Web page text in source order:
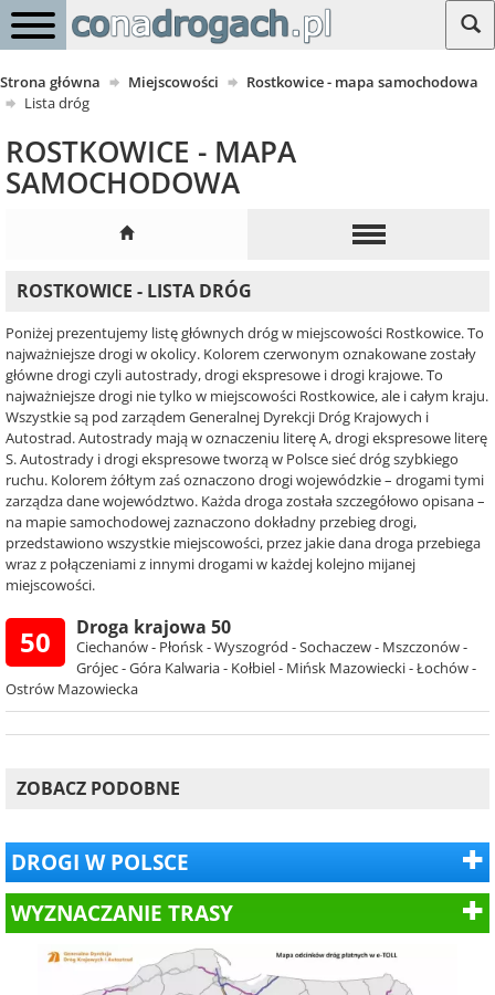
Strona główna Miejscowości
Rostkowice - mapa samochodowa
Lista dróg
ROSTKOWICE - MAPA
SAMOCHODOWA
ROSTKOWICE - LISTA DRÓG
Poniżej prezentujemy listę głównych dróg w miejscowości Rostkowice. To
najważniejsze drogi w okolicy. Kolorem czerwonym oznakowane zostały
główne drogi czyli autostrady, drogi ekspresowe i drogi krajowe. To
najważniejsze drogi nie tylko w miejscowości Rostkowice, ale i całym kraju.
Wszystkie są pod zarządem Generalnej Dyrekcji Dróg Krajowych i
Autostrad. Autostrady mają w oznaczeniu literę A, drogi ekspresowe literę
S. Autostrady i drogi ekspresowe tworzą w Polsce sieć dróg szybkiego
ruchu. Kolorem żółtym zaś oznaczono drogi wojewódzkie – drogami tymi
zarządza dane województwo. Każda droga została szczegółowo opisana –
na mapie samochodowej zaznaczono dokładny przebieg drogi,
przedstawiono wszystkie miejscowości, przez jakie dana droga przebiega
wraz z połączeniami z innymi drogami w każdej kolejno mijanej
miejscowości.
50 Droga krajowa 50
Ciechanów - Płońsk - Wyszogród - Sochaczew - Mszczonów -
Grójec - Góra Kalwaria - Kołbiel - Mińsk Mazowiecki - Łochów -
Ostrów Mazowiecka
ZOBACZ PODOBNE
DROGI W POLSCE
WYZNACZANIE TRASY